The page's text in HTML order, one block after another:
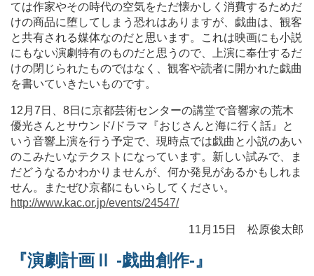
ては作家やその時代の空気をただ懐かしく消費するためだ
けの商品に堕してしまう恐れはありますが、戯曲は、観客
と共有される媒体なのだと思います。これは映画にも小説
にもない演劇特有のものだと思うので、上演に奉仕するだ
けの閉じられたものではなく、観客や読者に開かれた戯曲
を書いていきたいものです。
12月7日、8日に京都芸術センターの講堂で音響家の荒木
優光さんとサウンド/ドラマ『おじさんと海に行く話』と
いう音響上演を行う予定で、現時点では戯曲と小説のあい
のこみたいなテクストになっています。新しい試みで、ま
だどうなるかわかりませんが、何か発見があるかもしれま
せん。またぜひ京都にもいらしてください。
http://www.kac.or.jp/events/24547/
11月15日 松原俊太郎
『演劇計画Ⅱ -戯曲創作-』